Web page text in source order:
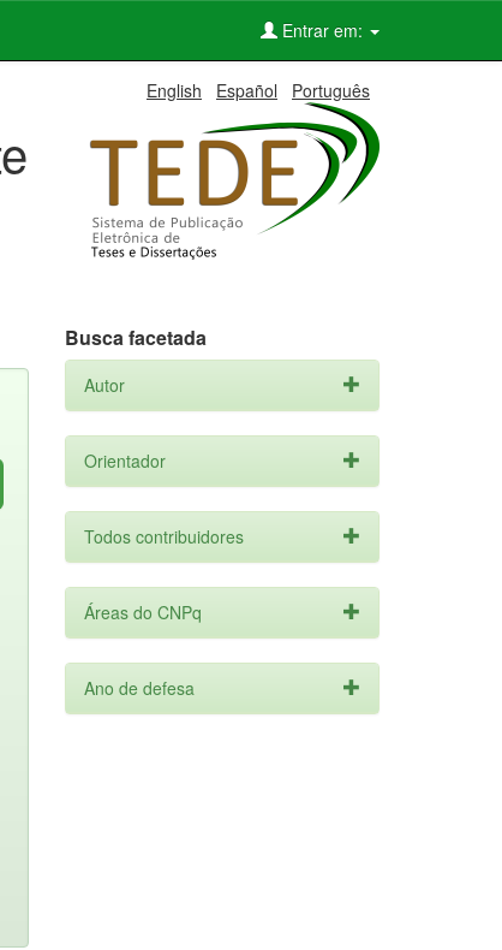
Entrar em:
English Español Português
Busca facetada
Autor
Orientador
Todos contribuidores
Áreas do CNPq
Ano de defesa